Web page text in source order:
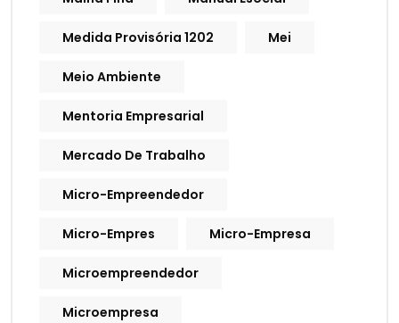
Medida Provisória 1202 Mei
Meio Ambiente
Mentoria Empresarial
Mercado De Trabalho
Micro-Empreendedor
Micro-Empres Micro-Empresa
Microempreendedor
Microempresa